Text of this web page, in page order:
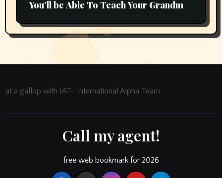
You’ll be Able To Teach Your Grandma
at a gallop with IAT- International Alpha Team
Call my agent!
free web bookmark for 2026